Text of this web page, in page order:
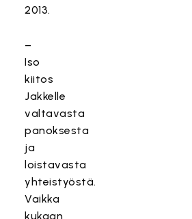
2013.
–
Iso
kiitos
Jakkelle
valtavasta
panoksesta
ja
loistavasta
yhteistyöstä.
Vaikka
kukaan